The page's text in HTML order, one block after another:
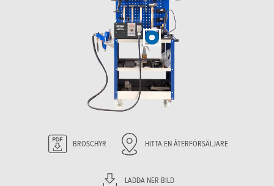
BROSCHYR HITTA EN ÅTERFÖRSÄLJARE
LADDA NER BILD